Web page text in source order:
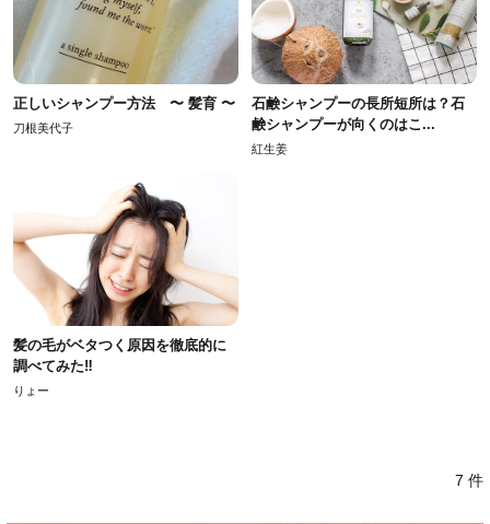
正しいシャンプー方法 〜 髪育 〜
刀根美代子
石鹸シャンプーの長所短所は？石
鹸シャンプーが向くのはこ...
紅生姜
髪の毛がベタつく原因を徹底的に
調べてみた‼︎
りょー
7 件